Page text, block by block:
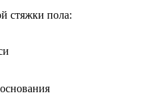
стяжки пола: